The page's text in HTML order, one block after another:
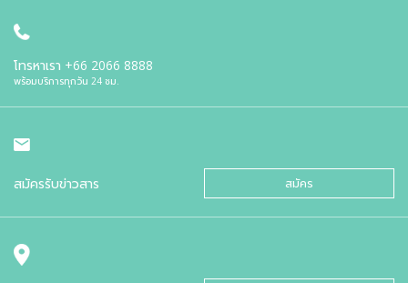
โทรหาเรา +66 2066 8888
พร้อมบริการทุกวัน 24 ชม.
สมัครรับข่าวสาร สมัคร